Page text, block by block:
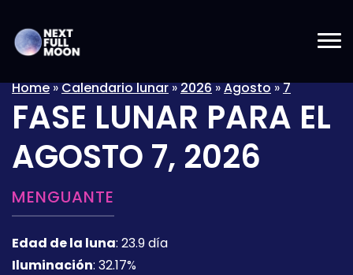
Home»Calendario lunar»2026»Agosto»7
FASE LUNAR PARA EL
AGOSTO 7, 2026
MENGUANTE
Edad de la luna: 23.9 día
Iluminación: 32.17%